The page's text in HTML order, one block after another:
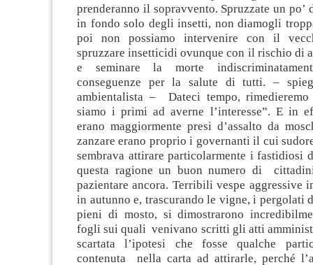
prenderanno il sopravvento. Spruzzate un po’
in fondo solo degli insetti, non diamogli
poi non possiamo intervenire con il
spruzzare insetticidi ovunque con il rischio di
e seminare la morte
conseguenze per la salute di tutti. –
ambientalista – Dateci tempo,
siamo i primi ad averne l’interesse”. E in
erano maggiormente presi d’assalto da
zanzare erano proprio i governanti il cui
sembrava attirare particolarmente i fastidiosi
questa ragione un buon numero di
pazientare ancora. Terribili vespe aggressive
in autunno e, trascurando le vigne, i pergolati
pieni di mosto, si dimostrarono
fogli sui quali venivano scritti gli atti
scartata l’ipotesi che fosse qualche
contenuta nella carta ad attirarle, perché